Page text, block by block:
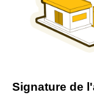
Signature de